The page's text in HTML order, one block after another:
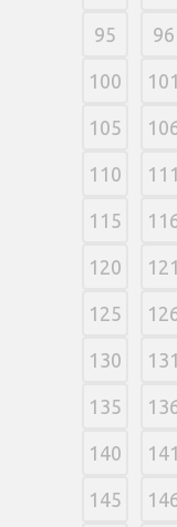
95 96
100 101
105
110 111
115
120 121
125
130 131
135
140 141
145